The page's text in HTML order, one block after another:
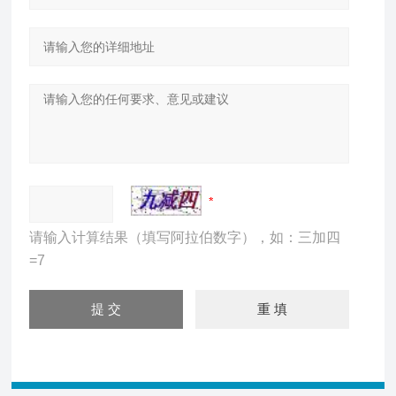
请输入计算结果（填写阿拉伯数字），如：三加四
=7